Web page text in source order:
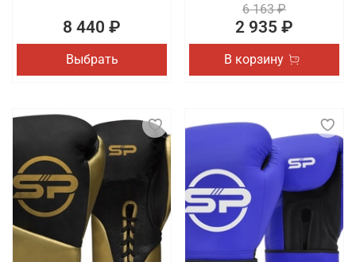
8 440 ₽
Выбрать
6 163 ₽
2 935 ₽
В корзину